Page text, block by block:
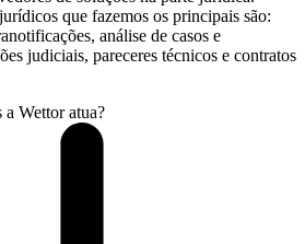
que fazemos os principais são:
análise de casos e
judiciais, pareceres técnicos e contratos
a Wettor atua?